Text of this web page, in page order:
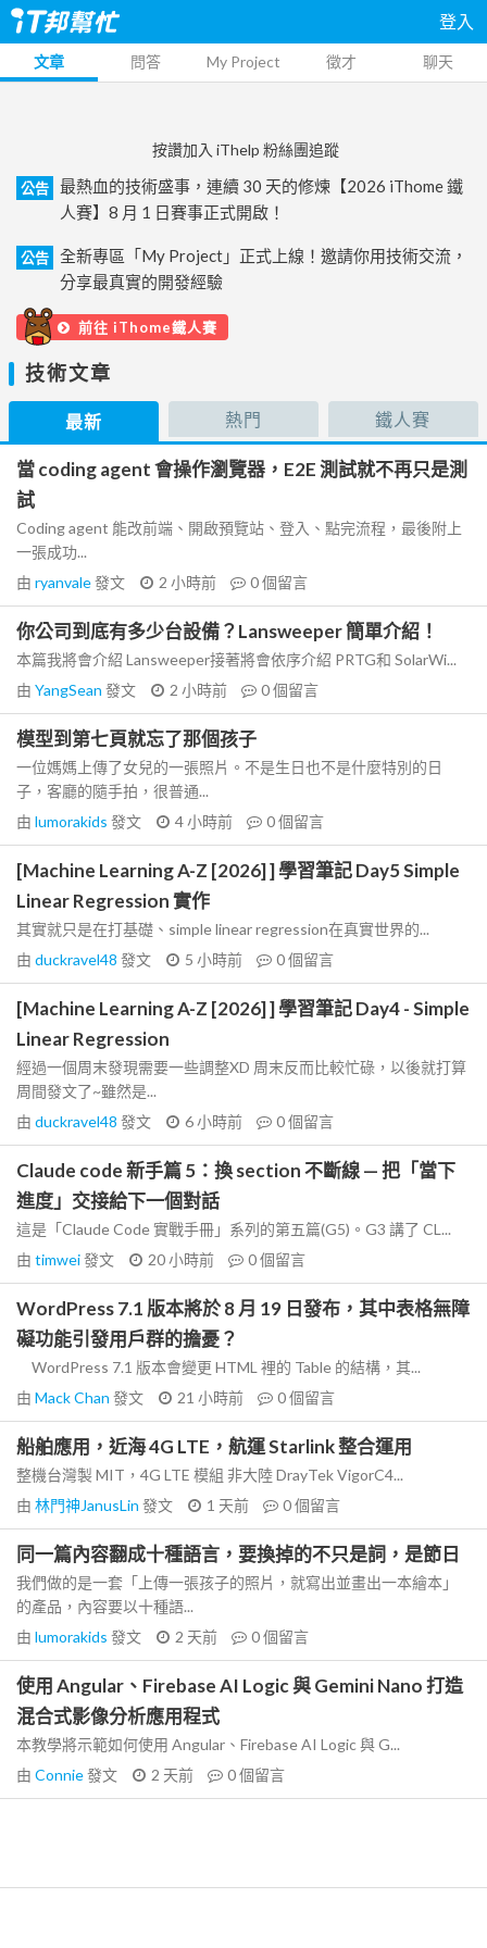
登入
文章 問答 My Project 徵才 聊天
按讚加入 iThelp 粉絲團追蹤
公告
最熱血的技術盛事，連續 30 天的修煉【2026 iThome 鐵
人賽】8 月 1 日賽事正式開啟！
公告
全新專區「My Project」正式上線！邀請你用技術交流，
分享最真實的開發經驗
前往 iThome鐵人賽
技術文章
最新 熱門 鐵人賽
當 coding agent 會操作瀏覽器，E2E 測試就不再只是測
試
Coding agent 能改前端、開啟預覽站、登入、點完流程，最後附上
一張成功...
由 ryanvale發文 2 小時前 0個留言
你公司到底有多少台設備？Lansweeper 簡單介紹！
本篇我將會介紹 Lansweeper接著將會依序介紹 PRTG和 SolarWi...
由 YangSean 發文 2 小時前 0個留言
模型到第七頁就忘了那個孩子
一位媽媽上傳了女兒的一張照片。不是生日也不是什麼特別的日
子，客廳的隨手拍，很普通...
由 lumorakids 發文 4 小時前 0個留言
[Machine Learning A-Z [2026] ] 學習筆記 Day5 Simple
Linear Regression 實作
其實就只是在打基礎、simple linear regression在真實世界的...
由 duckravel48 發文 5 小時前 0個留言
[Machine Learning A-Z [2026] ] 學習筆記 Day4 - Simple
Linear Regression
經過一個周末發現需要一些調整XD 周末反而比較忙碌，以後就打算
周間發文了~雖然是...
由 duckravel48 發文 6 小時前 0個留言
Claude code 新手篇 5：換 section 不斷線 — 把「當下
進度」交接給下一個對話
這是「Claude Code 實戰手冊」系列的第五篇(G5)。G3 講了 CL...
由 timwei發文 20 小時前 0個留言
WordPress 7.1 版本將於 8 月 19 日發布，其中表格無障
礙功能引發用戶群的擔憂？
WordPress 7.1 版本會變更 HTML 裡的 Table 的結構，其...
由 Mack Chan 發文 21 小時前 0個留言
船舶應用，近海 4G LTE，航運 Starlink 整合運用
整機台灣製 MIT，4G LTE 模組 非大陸 DrayTek VigorC4...
由 林門神JanusLin 發文 1 天前 0個留言
同一篇內容翻成十種語言，要換掉的不只是詞，是節日
我們做的是一套「上傳一張孩子的照片，就寫出並畫出一本繪本」
的產品，內容要以十種語...
由 lumorakids 發文 2 天前 0個留言
使用 Angular、Firebase AI Logic 與 Gemini Nano 打造
混合式影像分析應用程式
本教學將示範如何使用 Angular、Firebase AI Logic 與 G...
由 Connie發文 2 天前 0個留言